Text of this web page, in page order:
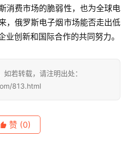
消费市场的脆弱性，也为全球电
，俄罗斯电子烟市场能否走出低
创新和国际合作的共同努力。
若转载，请注明出处：
813.html
赞 (0)